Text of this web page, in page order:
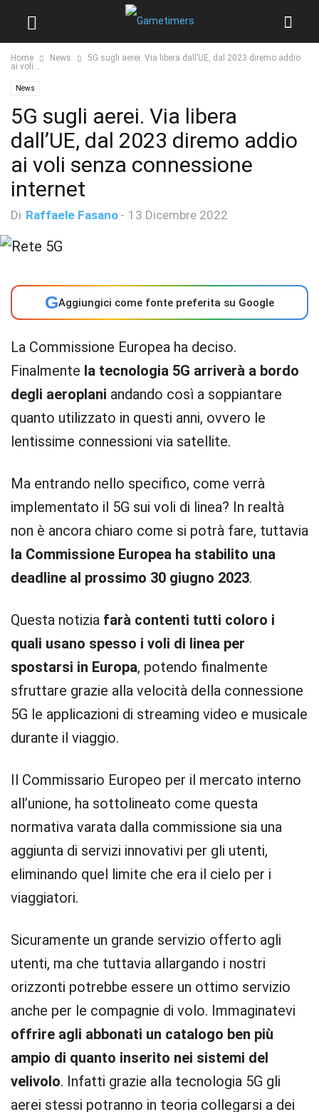
Home News
5G sugli aerei. Via libera dall’UE, dal 2023 diremo addio
ai voli...
News
5G sugli aerei. Via libera
dall’UE, dal 2023 diremo addio
ai voli senza connessione
internet
Di Raffaele Fasano - 13 Dicembre 2022
GAggiungici come fonte preferita su Google
La Commissione Europea ha deciso.
Finalmente la tecnologia 5G arriverà a bordo
degli aeroplani andando così a soppiantare
quanto utilizzato in questi anni, ovvero le
lentissime connessioni via satellite.
Ma entrando nello specifico, come verrà
implementato il 5G sui voli di linea? In realtà
non è ancora chiaro come si potrà fare, tuttavia
la Commissione Europea ha stabilito una
deadline al prossimo 30 giugno 2023.
Questa notizia farà contenti tutti coloro i
quali usano spesso i voli di linea per
spostarsi in Europa, potendo finalmente
sfruttare grazie alla velocità della connessione
5G le applicazioni di streaming video e musicale
durante il viaggio.
Il Commissario Europeo per il mercato interno
all’unione, ha sottolineato come questa
normativa varata dalla commissione sia una
aggiunta di servizi innovativi per gli utenti,
eliminando quel limite che era il cielo per i
viaggiatori.
Sicuramente un grande servizio offerto agli
utenti, ma che tuttavia allargando i nostri
orizzonti potrebbe essere un ottimo servizio
anche per le compagnie di volo. Immaginatevi
offrire agli abbonati un catalogo ben più
ampio di quanto inserito nei sistemi del
velivolo. Infatti grazie alla tecnologia 5G gli
aerei stessi potranno in teoria collegarsi a dei